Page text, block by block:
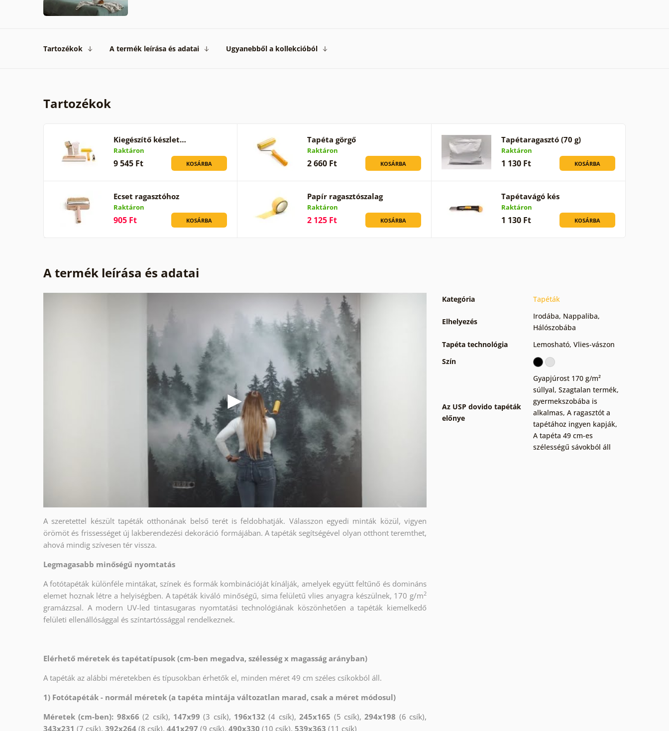
Tartozékok A termék leírása és adatai Ugyanebből a kollekcióból
Tartozékok
Kiegészítő készlet…
Raktáron
9 545 Ft KOSÁRBA
Tapéta görgő
Raktáron
2 660 Ft KOSÁRBA
Tapétaragasztó (70 g)
Raktáron
1 130 Ft KOSÁRBA
Ecset ragasztóhoz
Raktáron
905 Ft KOSÁRBA
Papír ragasztószalag
Raktáron
2 125 Ft KOSÁRBA
Tapétavágó kés
Raktáron
1 130 Ft KOSÁRBA
A termék leírása és adatai
A szeretettel készült tapéták otthonának belső terét is feldobhatják. Válasszon egyedi minták közül, vigyen
örömöt és frissességet új lakberendezési dekoráció formájában. A tapéták segítségével olyan otthont teremthet,
ahová mindig szívesen tér vissza.
Legmagasabb minőségű nyomtatás
A fotótapéták különféle mintákat, színek és formák kombinációját kínálják, amelyek együtt feltűnő és domináns
elemet hoznak létre a helyiségben. A tapéták kiváló minőségű, sima felületű vlies anyagra készülnek, 170 g/m2
gramázzsal. A modern UV-led tintasugaras nyomtatási technológiának köszönhetően a tapéták kiemelkedő
felületi ellenállósággal és színtartóssággal rendelkeznek.
Elérhető méretek és tapétatípusok (cm-ben megadva, szélesség x magasság arányban)
A tapéták az alábbi méretekben és típusokban érhetők el, minden méret 49 cm széles csíkokból áll.
1) Fotótapéták - normál méretek (a tapéta mintája változatlan marad, csak a méret módosul)
Méretek (cm-ben): 98x66 (2 csík), 147x99 (3 csík), 196x132 (4 csík),245x165 (5 csík),294x198 (6 csík),
343x231 (7 csík), 392x264 (8 csík), 441x297 (9 csík), 490x330 (10 csík), 539x363 (11 csík)
Kategória Tapéták
Elhelyezés
Irodába, Nappaliba,
Hálószobába
Tapéta technológia
Lemosható, Vlies-vászon
Szín
Az USP dovido tapéták
előnye
Gyapjúrost 170 g/m²
súllyal, Szagtalan termék,
gyermekszobába is
alkalmas, A ragasztót a
tapétához ingyen kapják,
A tapéta 49 cm-es
szélességű sávokból áll